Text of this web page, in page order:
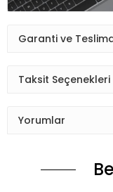
Garanti ve
Taksit Seçenekleri
Yorumlar